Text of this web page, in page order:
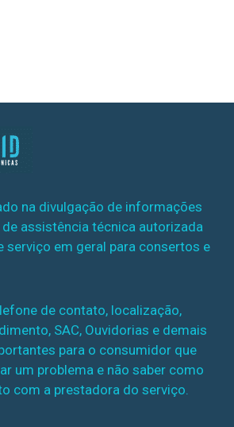
na divulgação de informações
assistência técnica autorizada
serviço em geral para consertos e
de contato, localização,
SAC, Ouvidorias e demais
para o consumidor que
um problema e não saber como
com a prestadora do serviço.